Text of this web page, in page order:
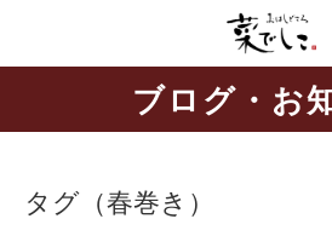
ブログ・お
タグ（春巻き）